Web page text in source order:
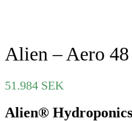
Alien – Aero
51.984 SEK
Alien® Hydroponics